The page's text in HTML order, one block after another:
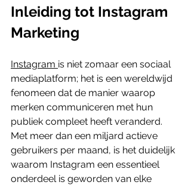
Inleiding tot Instagram
Marketing
Instagram is niet zomaar een sociaal
mediaplatform; het is een wereldwijd
fenomeen dat de manier waarop
merken communiceren met hun
publiek compleet heeft veranderd.
Met meer dan een miljard actieve
gebruikers per maand, is het duidelijk
waarom Instagram een essentieel
onderdeel is geworden van elke